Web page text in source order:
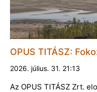
OPUS TITÁSZ:
2026. július. 31. 21:13
Az OPUS TITÁSZ Zrt.